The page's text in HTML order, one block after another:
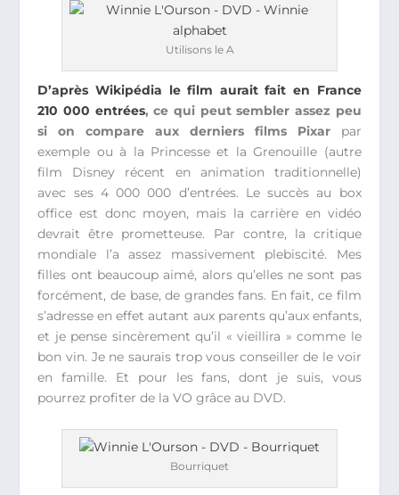
Utilisons le A
D’après Wikipédia le film aurait fait en France
210 000 entrées, ce qui peut sembler assez peu
si on compare aux derniers films Pixarpar
exemple ou à la Princesse et la Grenouille (autre
film Disney récent en animation traditionnelle)
avec ses 4 000 000 d’entrées. Le succès au box
office est donc moyen, mais la carrière en vidéo
devrait être prometteuse. Par contre, la critique
mondiale l’a assez massivement plebiscité. Mes
filles ont beaucoup aimé, alors qu’elles ne sont pas
forcément, de base, de grandes fans. En fait, ce film
s’adresse en effet autant aux parents qu’aux enfants,
et je pense sincèrement qu’il « vieillira » comme le
bon vin. Je ne saurais trop vous conseiller de le voir
en famille. Et pour les fans, dont je suis, vous
pourrez profiter de la VO grâce au DVD.
Bourriquet